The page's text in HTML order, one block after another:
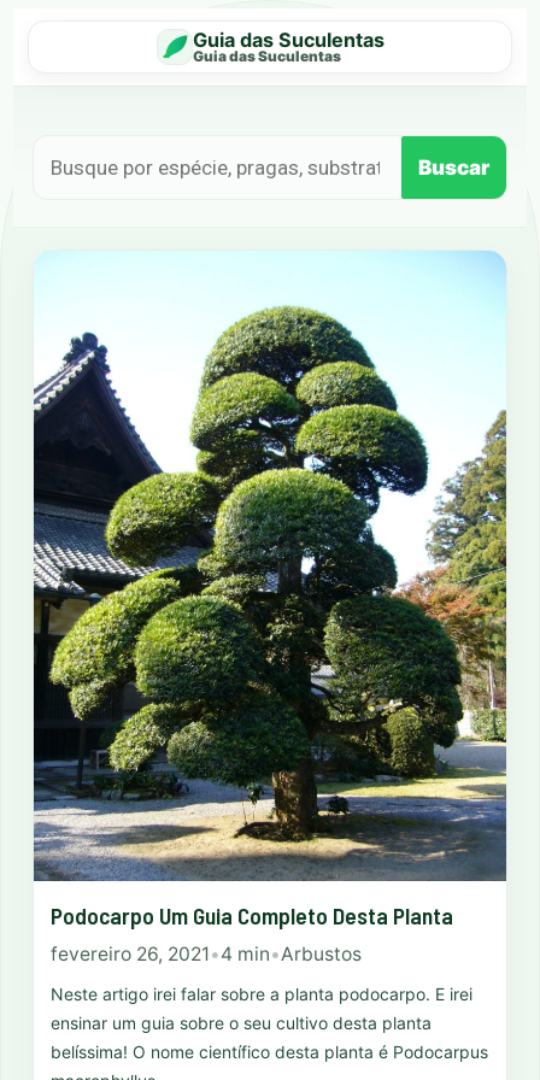
Guia das Suculentas
Guia das Suculentas
Buscar
Podocarpo Um Guia Completo Desta Planta
fevereiro 26, 2021•4 min•Arbustos
Neste artigo irei falar sobre a planta podocarpo. E irei
ensinar um guia sobre o seu cultivo desta planta
belíssima! O nome científico desta planta é Podocarpus